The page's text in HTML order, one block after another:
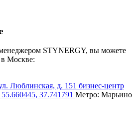
STYNERGY, вы можете
в Москве:
Люблинская, д. 151 бизнес-центр
37.741791 Метро: Марьино